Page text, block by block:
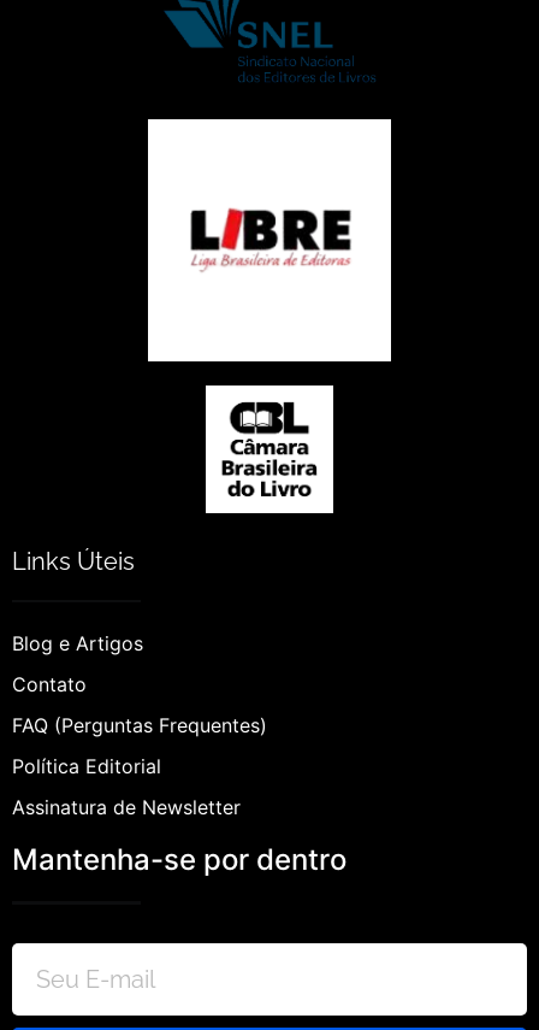
Links Úteis
Blog e Artigos
Contato
FAQ (Perguntas Frequentes)
Política Editorial
Assinatura de Newsletter
Mantenha-se por dentro